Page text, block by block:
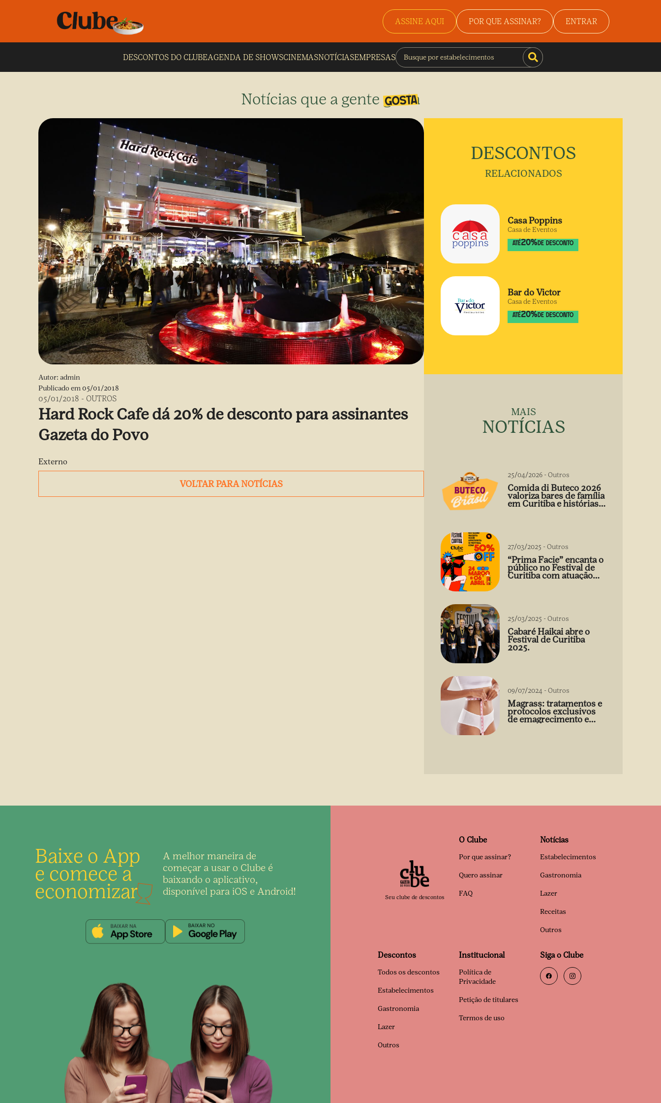
ASSINE AQUI POR QUE ASSINAR? ENTRAR
DESCONTOS DO CLUBEAGENDA DE SHOWSCINEMASNOTÍCIASEMPRESAS
Notícias que a gente gosta
Autor: admin
Publicado em05/01/2018
05/01/2018 - OUTROS
Hard Rock Cafe dá 20% de desconto para assinantes
Gazeta do Povo
Externo
VOLTAR PARA NOTÍCIAS
DESCONTOS
RELACIONADOS
Casa Poppins
Casa de Eventos
ATÉ20%DE DESCONTO
Bar do Victor
Casa de Eventos
ATÉ20%DE DESCONTO
MAIS
NOTÍCIAS
25/04/2026 -Outros
Comida di Buteco 2026
valoriza bares de família
em Curitiba e histórias
27/03/2025 -Outros
“Prima Facie” encanta o
público no Festival de
Curitiba com atuação
arrebatadora de Débora
25/03/2025 -Outros
Cabaré Haikai abre o
Festival de Curitiba
2025.
09/07/2024 -Outros
Magrass: tratamentos e
protocolos exclusivos
de emagrecimento e
estética sem uso de
Baixe o App
e comece a
economizar
A melhor maneira de
começar a usar o Clube é
baixando o aplicativo,
disponível para iOS e Android!
Seu clube de descontos
O Clube
Por que assinar?
Quero assinar
FAQ
Notícias
Estabelecimentos
Gastronomia
Lazer
Receitas
Outros
Descontos
Todos os descontos
Estabelecimentos
Gastronomia
Lazer
Outros
Institucional
Política de
Privacidade
Petição de titulares
Termos de uso
Siga o Clube